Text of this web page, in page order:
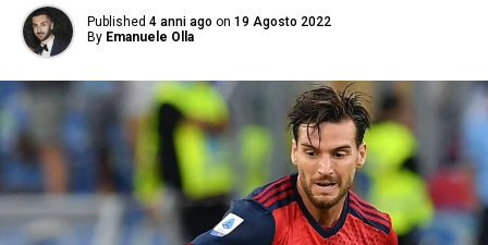
Published 4 anni ago on 19 Agosto 2022
By Emanuele Olla